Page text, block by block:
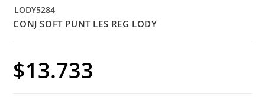
LODY5284
CONJ SOFT PUNT LES REG LODY
$13.733